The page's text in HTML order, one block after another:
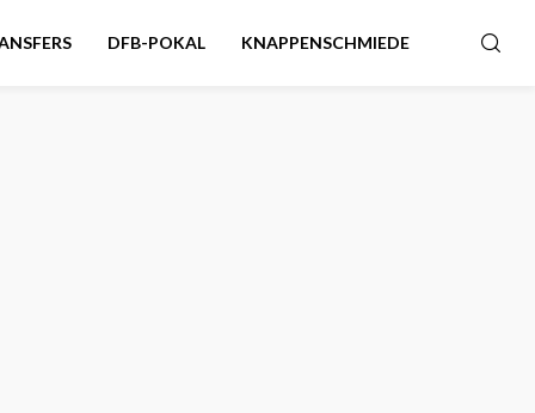
DFB-POKAL KNAPPENSCHMIEDE